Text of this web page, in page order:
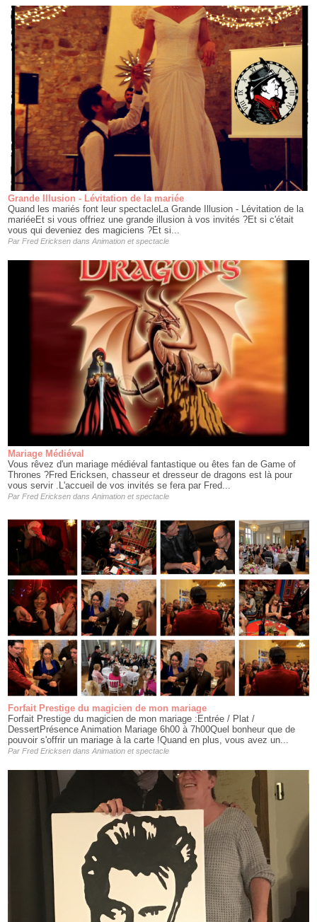
Grande Illusion - Lévitation de la mariée
Quand les mariés font leur spectacleLa Grande Illusion - Lévitation de la
mariéeEt si vous offriez une grande illusion à vos invités ?Et si c'était
vous qui deveniez des magiciens ?Et si...
Par Fred Ericksendans Animation et spectacle
Mariage Médiéval
Vous rêvez d'un mariage médiéval fantastique ou êtes fan de Game of
Thrones ?Fred Ericksen, chasseur et dresseur de dragons est là pour
vous servir .L'accueil de vos invités se fera par Fred...
Par Fred Ericksendans Animation et spectacle
Forfait Prestige du magicien de mon mariage
Forfait Prestige du magicien de mon mariage :Entrée / Plat /
DessertPrésence Animation Mariage 6h00 à 7h00Quel bonheur que de
pouvoir s'offrir un mariage à la carte !Quand en plus, vous avez un...
Par Fred Ericksendans Animation et spectacle